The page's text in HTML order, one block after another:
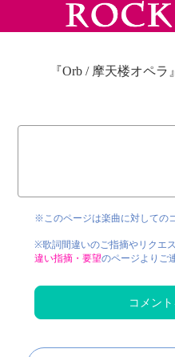
『Orb / 摩天楼オペ
※このページは楽曲に対しての
※歌詞間違いのご指摘やリクエ
違い指摘・要望のページよりご
コメン